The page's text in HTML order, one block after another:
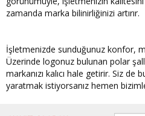
zamanda marka bilinirliğinizi artırır.
İşletmenizde sunduğunuz konfor,
Üzerinde logonuz bulunan polar
markanızı kalıcı hale getirir. Siz
yaratmak istiyorsanız hemen